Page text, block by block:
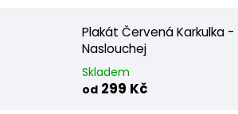
Plakát Červená Karkulka -
Naslouchej
Skladem
od 299 Kč